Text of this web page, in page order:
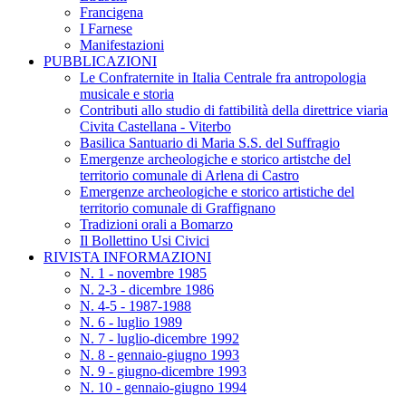
Francigena
I Farnese
Manifestazioni
PUBBLICAZIONI
Le Confraternite in Italia Centrale fra antropologia
musicale e storia
Contributi allo studio di fattibilità della direttrice viaria
Civita Castellana - Viterbo
Basilica Santuario di Maria S.S. del Suffragio
Emergenze archeologiche e storico artistche del
territorio comunale di Arlena di Castro
Emergenze archeologiche e storico artistiche del
territorio comunale di Graffignano
Tradizioni orali a Bomarzo
Il Bollettino Usi Civici
RIVISTA INFORMAZIONI
N. 1 - novembre 1985
N. 2-3 - dicembre 1986
N. 4-5 - 1987-1988
N. 6 - luglio 1989
N. 7 - luglio-dicembre 1992
N. 8 - gennaio-giugno 1993
N. 9 - giugno-dicembre 1993
N. 10 - gennaio-giugno 1994